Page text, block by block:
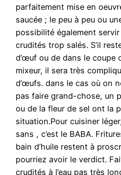
parfaitement mise en
saucée ; le peu à peu ou
possibilité également
crudités trop salés. S’il
d’œuf ou de dans le coupe
mixeur, il sera très
d’œufs. dans le cas où on
pas faire grand-chose, un
ou de la fleur de sel ont la
situation.Pour cuisiner
sans , c’est le BABA.
bain d’huile restent à
pourriez avoir le verdict.
crudités à l’eau pas très